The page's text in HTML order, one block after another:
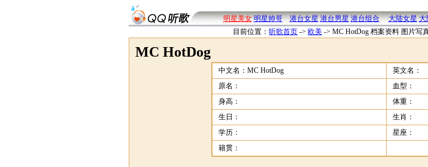
明星美女 明星帅哥 港台女星 港台男星 港台组合 大陆女星 大
目前位置： 听歌首页 -> 欧美 -> MC HotDog 档案资料 图片写
MC HotDog
中文名：MC HotDog
英文名：
原名：
血型：
身高：
体重：
生日：
生肖：
学历：
星座：
籍贯：